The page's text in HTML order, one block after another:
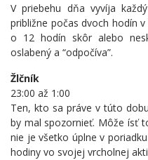
V priebehu dňa vyvíja
približne počas dvoch hodín
o 12 hodín skôr alebo
oslabený a “odpočíva”.
Žlčník
23:00 až 1:00
Ten, kto sa práve v túto
by mal spozornieť. Môže ísť
nie je všetko úplne v
hodiny vo svojej vrcholnej